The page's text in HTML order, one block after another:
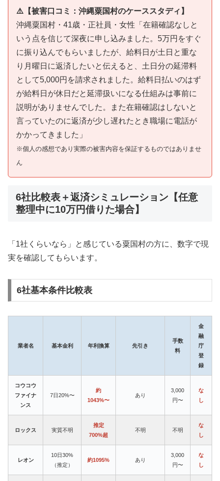
⚠️【被害口コミ：沖縄粟国村のケーススタディ】
沖縄粟国村・41歳・正社員・女性「在籍確認なしと
いう点を信じて深夜に申し込みました。5万円をすぐ
に振り込んでもらいましたが、給料日が土日と重な
り月曜日に返済したいと伝えると、土日分の延滞料
として5,000円を請求されました。給料日払いのはず
が給料日が休日だと延滞扱いになる仕組みは事前に
説明がありませんでした。また在籍確認はしないと
言っていたのに返済が少し遅れたとき職場に電話が
かかってきました」
※個人の感想であり実際の被害内容を保証するものではありませ
ん
6社比較表＋返済シミュレーション【任意
整理中に10万円借りた場合】
「1社くらいなら」と感じている粟国村の方に、数字で現
実を確認してもらいます。
6社基本条件比較表
業者名 基本金利 年利換算 先引き
手数
料
金
融
庁
登
録
コウコウ
ファイナ
ンス
7日20%〜
約
1043%〜
あり
3,000
円〜
な
し
ロックス 実質不明
推定
700%超
不明 不明
な
し
レオン
10日30%
（推定）
約1095% あり
3,000
円〜
な
し